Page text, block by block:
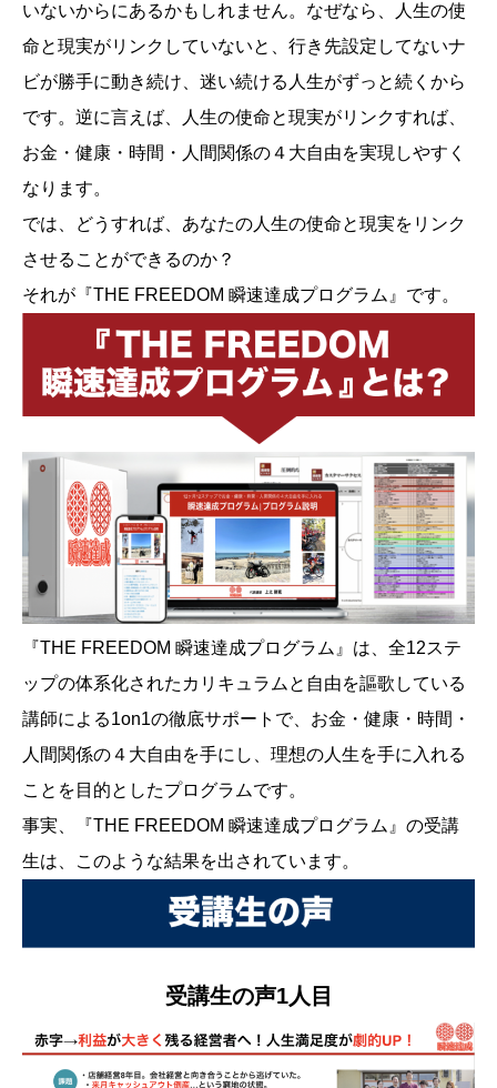
いないからにあるかもしれません。なぜなら、人生の使
命と現実がリンクしていないと、行き先設定してないナ
ビが勝手に動き続け、迷い続ける人生がずっと続くから
です。逆に言えば、人生の使命と現実がリンクすれば、
お金・健康・時間・人間関係の４大自由を実現しやすく
なります。
では、どうすれば、あなたの人生の使命と現実をリンク
させることができるのか？
それが『THE FREEDOM 瞬速達成プログラム』です。
『THE FREEDOM 瞬速達成プログラム』は、全12ステ
ップの体系化されたカリキュラムと自由を謳歌している
講師による1on1の徹底サポートで、お金・健康・時間・
人間関係の４大自由を手にし、理想の人生を手に入れる
ことを目的としたプログラムです。
事実、『THE FREEDOM 瞬速達成プログラム』の受講
生は、このような結果を出されています。
受講生の声1人目